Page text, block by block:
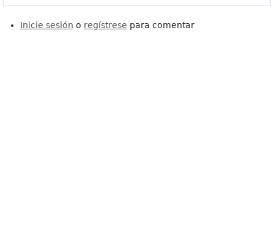
Inicie sesión o regístrese para comentar